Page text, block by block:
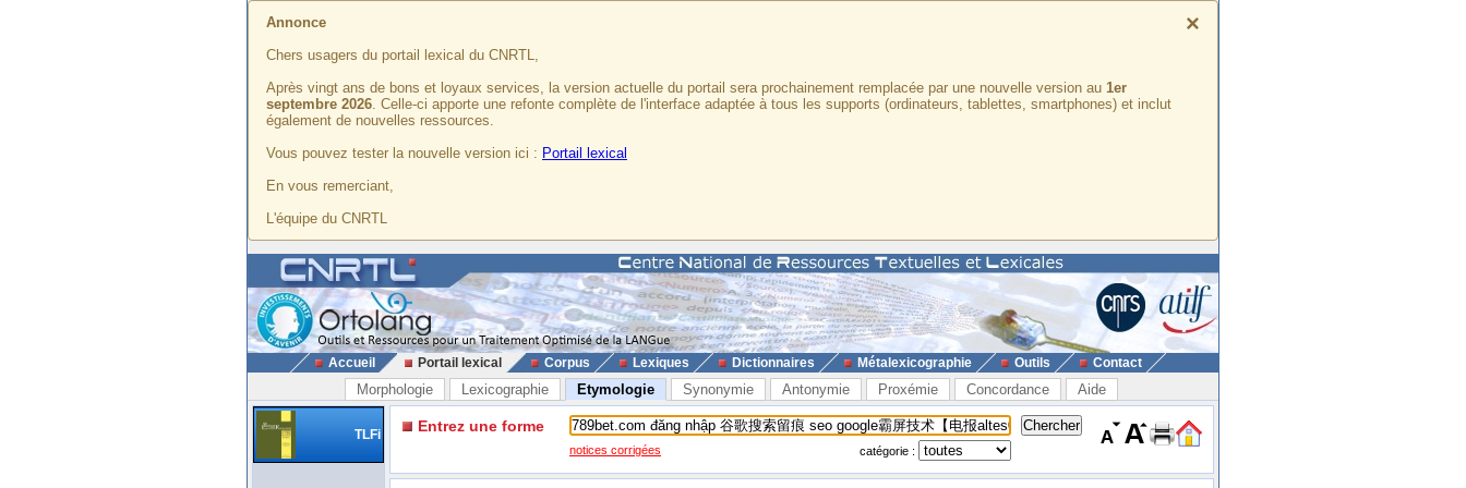
×
Annonce
Chers usagers du portail lexical du CNRTL,
Après vingt ans de bons et loyaux services, la version actuelle du portail sera prochainement remplacée par une nouvelle version au 1er
septembre 2026. Celle-ci apporte une refonte complète de l'interface adaptée à tous les supports (ordinateurs, tablettes, smartphones) et inclut
également de nouvelles ressources.
Vous pouvez tester la nouvelle version ici : Portail lexical
En vous remerciant,
L'équipe du CNRTL
Accueil Portail lexical Corpus Lexiques Dictionnaires Métalexicographie Outils Contact
Morphologie Lexicographie Etymologie Synonymie Antonymie Proxémie Concordance Aide
TLFi Entrez une forme
notices corrigées catégorie :